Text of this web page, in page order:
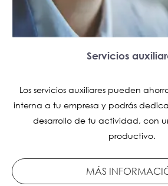
Servicios
Los servicios auxiliares pueden
interna a tu empresa y podrás
desarrollo de tu actividad, con
productivo.
MÁS